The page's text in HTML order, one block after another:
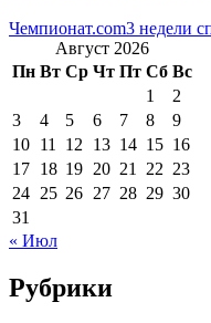
Чемпионат.com3 недели
Август 2026
Пн Вт Ср Чт Пт Сб Вс
1
2
3
4 5 6 7 8
9
10 11 12 13 14 15 16
17 18 19 20 21 22 23
24 25 26 27 28 29 30
31
« Июл
Рубрики